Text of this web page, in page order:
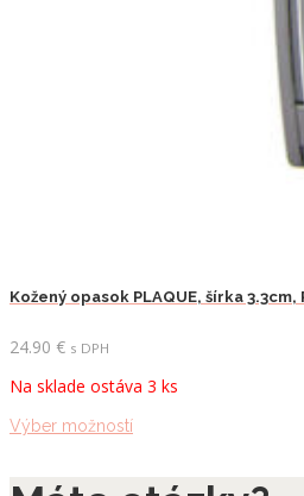
Kožený opasok PLAQUE, šírka
24.90 € s DPH
Na sklade ostáva 3 ks
Výber možnostíTento